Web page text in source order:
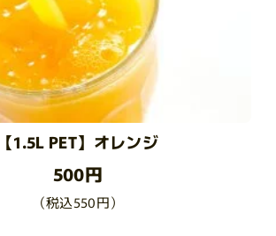
【1.5L PET】オレンジ
500円
（税込550円）